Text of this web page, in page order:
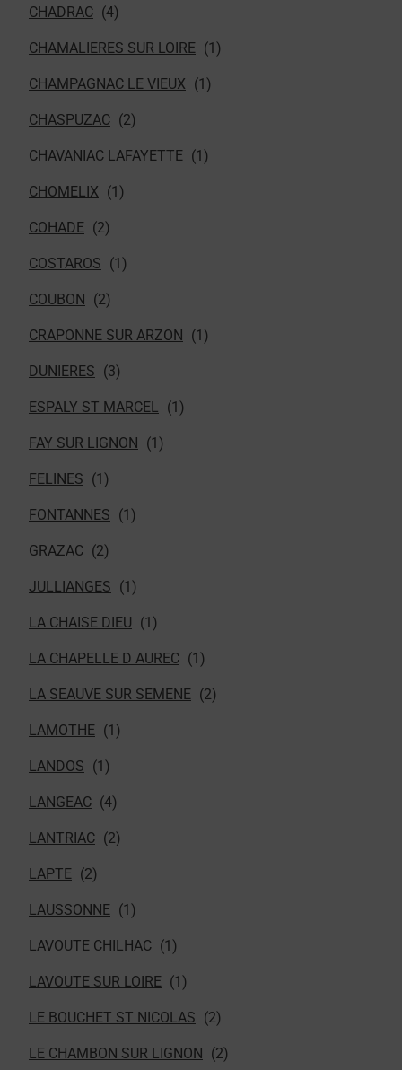
CHADRAC
CHAMALIERES SUR LOIRE
CHAMPAGNAC LE VIEUX
CHASPUZAC
CHAVANIAC LAFAYETTE
CHOMELIX
COHADE
COSTAROS
COUBON
CRAPONNE SUR ARZON
DUNIERES
ESPALY ST MARCEL
FAY SUR LIGNON
FELINES
FONTANNES
GRAZAC
JULLIANGES
LA CHAISE DIEU
LA CHAPELLE D AUREC
LA SEAUVE SUR SEMENE
LAMOTHE
LANDOS
LANGEAC
LANTRIAC
LAPTE
LAUSSONNE
LAVOUTE CHILHAC
LAVOUTE SUR LOIRE
LE BOUCHET ST NICOLAS
LE CHAMBON SUR LIGNON